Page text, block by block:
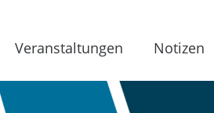
Veranstaltungen Notizen